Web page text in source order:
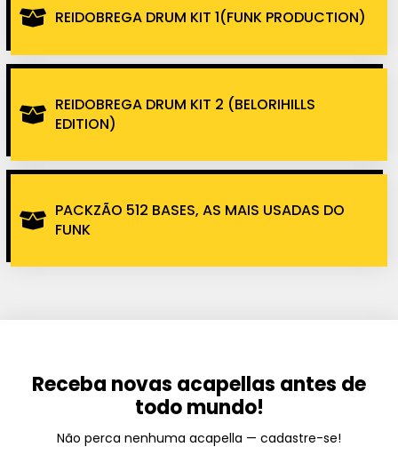
REIDOBREGA DRUM KIT 1(FUNK PRODUCTION)
REIDOBREGA DRUM KIT 2 (BELORIHILLS
EDITION)
PACKZÃO 512 BASES, AS MAIS USADAS DO
FUNK
Receba novas acapellas antes de
todo mundo!
Não perca nenhuma acapella — cadastre-se!